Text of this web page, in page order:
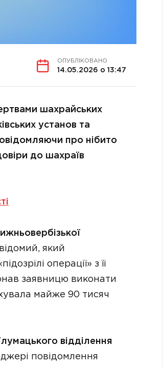
ОПУБЛІКОВАНО
14.05.2026 о 13:47
шахрайських
установ та
про нібито
до шахраїв
який
операції» з її
заявницю виконати
майже 90 тисяч
відділення
повідомлення